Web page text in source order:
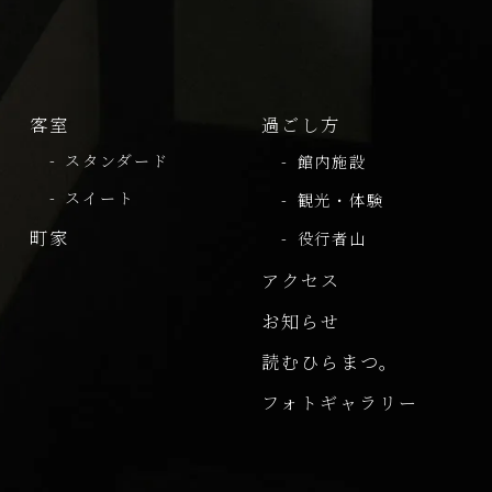
客室
スタンダード
スイート
町家
過ごし方
館内施設
観光・体験
役行者山
アクセス
お知らせ
読むひらまつ。
フォトギャラリー